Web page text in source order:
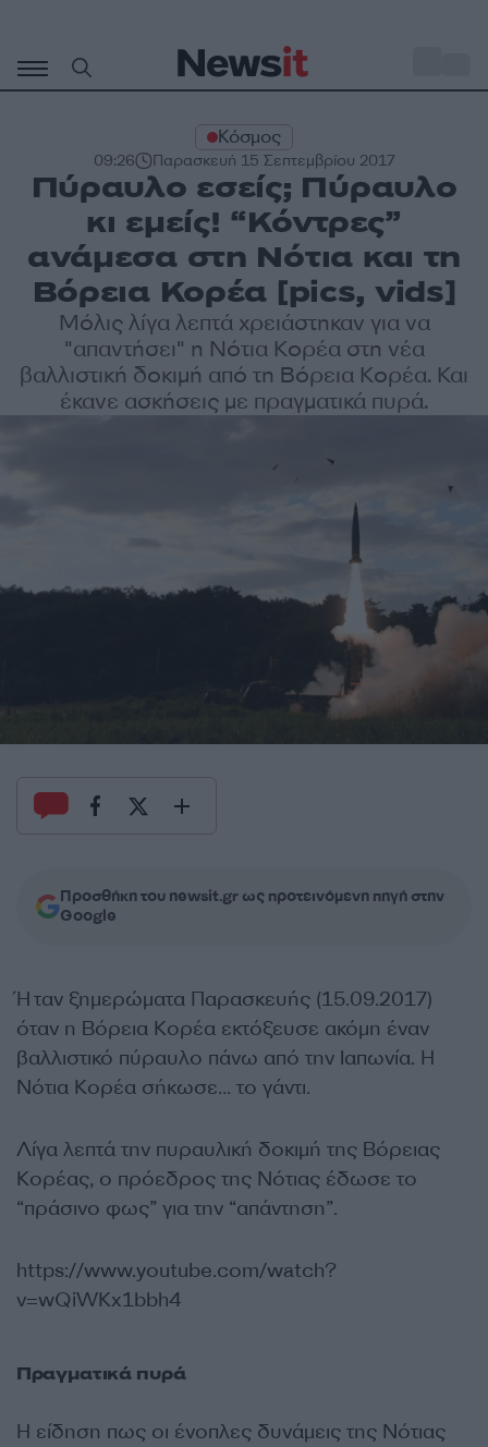
περιεχόμενο
Κόσμος
09:26 Παρασκευή 15 Σεπτεμβρίου 2017
Πύραυλο εσείς; Πύραυλο
κι εμείς! “Κόντρες”
ανάμεσα στη Νότια και τη
Βόρεια Κορέα [pics, vids]
Μόλις λίγα λεπτά χρειάστηκαν για να
"απαντήσει" η Νότια Κορέα στη νέα
βαλλιστική δοκιμή από τη Βόρεια Κορέα. Και
έκανε ασκήσεις με πραγματικά πυρά.
Προσθήκη του newsit.gr ως προτεινόμενη πηγή στην
Google
Ήταν ξημερώματα Παρασκευής (15.09.2017)
όταν η Βόρεια Κορέα εκτόξευσε ακόμη έναν
βαλλιστικό πύραυλο πάνω από την Ιαπωνία. Η
Νότια Κορέα σήκωσε… το γάντι.
Λίγα λεπτά την πυραυλική δοκιμή της Βόρειας
Κορέας, ο πρόεδρος της Νότιας έδωσε το
“πράσινο φως” για την “απάντηση”.
https://www.youtube.com/watch?
v=wQiWKx1bbh4
Πραγματικά πυρά
Η είδηση πως οι ένοπλες δυνάμεις της Νότιας